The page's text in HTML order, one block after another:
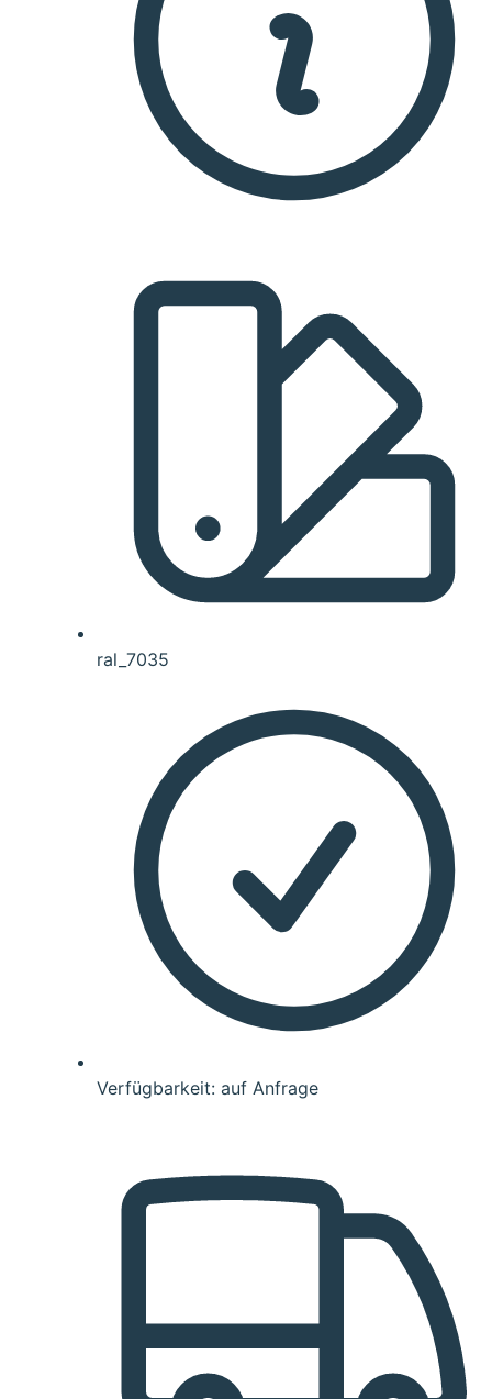
ral_7035
Verfügbarkeit: auf Anfrage